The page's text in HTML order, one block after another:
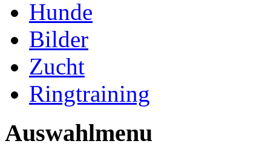
Hunde
Bilder
Zucht
Ringtraining
Auswahlmenu